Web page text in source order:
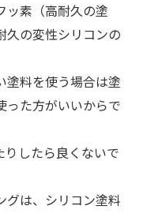
ッ素（高耐久の塗
久の変性シリコンの
塗料を使う場合は塗
った方がいいからで
したら良くないで
グは、シリコン塗料